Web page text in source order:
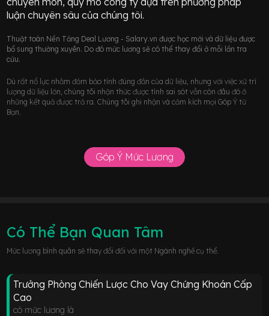
luận chuyên sâu của chúng tôi.
Thuật toán Nền Tảng Deal Lương - Salary.vn được học mới và dữ liệu được
bổ sung thường xuyên. Do đó mức lương sẽ có thể thay đổi ở mỗi lần tra
cứu.
Dù rất nổ lực nhằm đảm bảo tính đúng đắn của dữ liệu, nhưng với việc xử trí
lượng dữ liệu lớn, chúng tôi nhận thức được tính sai sót vẫn còn đâu đó ở
những kết quả được trả ra. Chúng tôi ghi nhận và cảm kích mọi Góp Ý từ
Bạn.
Góp Ý Mức Lương
Có Thể Bạn Quan Tâm
Mức lương bình quân sẽ thay đổi đối với một Ngành nghề cụ thể.
Trưởng Phòng Chiến Lược Cho Vay Chứng Khoán Cấp
Cao
có mức lương là